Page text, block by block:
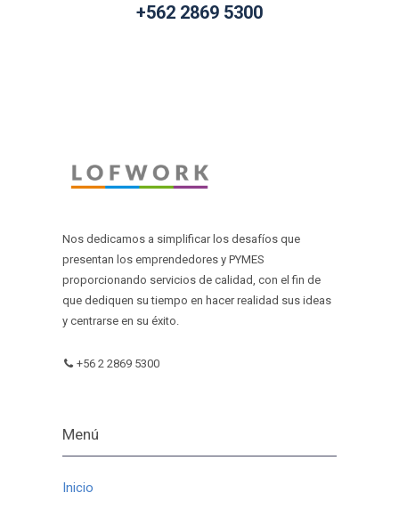
+562 2869 5300
Nos dedicamos a simplificar los desafíos que
presentan los emprendedores y PYMES
proporcionando servicios de calidad, con el fin de
que dediquen su tiempo en hacer realidad sus ideas
y centrarse en su éxito.
+56 2 2869 5300
Menú
Inicio